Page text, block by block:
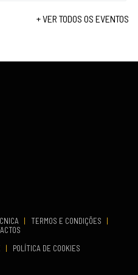
+ VER TODOS OS EVENTOS
| TERMOS E CONDIÇÕES
|
| POLÍTICA DE COOKIES